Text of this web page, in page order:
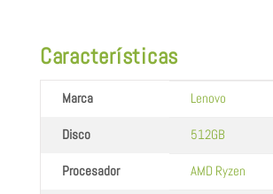
Características
Marca Lenovo
Disco 512GB
Procesador AMD Ryzen